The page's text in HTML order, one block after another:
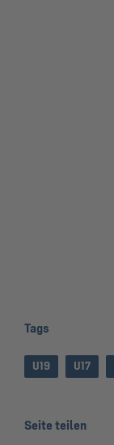
Tags
U19 U17
Seite teilen